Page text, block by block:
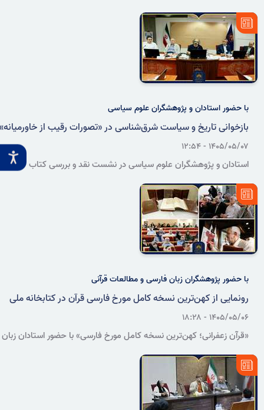
ملی ایران برگزار شد. در این نشست، سخنرانان با بررسی ویژگی‌های ادبی
این اثر، بر ضرورت بازشناسی شعر فارسی در هند و احیای میراث مشترک
فرهنگی دو کشور تأکید کردند.
با حضور استادان و پژوهشگران علوم سیاسی
بازخوانی تاریخ و سیاست شرق‌شناسی در «تصورات رقیب از
۱۴۰۵/۰۵/۰۷ - ۱۲:۵۴
استادان و پژوهشگران علوم سیاسی در نشست نقد و بررسی کتاب
تولید دانش، قدرت سیاسی و بازنمایی غرب از خاورمیانه و جهان اسلام را
بررسی کردند.
با حضور پژوهشگران زبان فارسی و مطالعات قرآنی
رونمایی از کهن‌ترین نسخه کامل مورخ فارسی قرآن در کتابخانه ملی
۱۴۰۵/۰۵/۰۶ - ۱۸:۲۸
«قرآن زعفرانی؛ کهن‌ترین نسخه کامل مورخ فارسی» با حضور استادان زبان
اسناد و کتابخانه ملی ایران رونمایی شد.